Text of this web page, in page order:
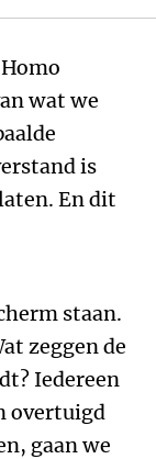
wat we
is
En dit
staan.
zeggen de
Iedereen
overtuigd
gaan we